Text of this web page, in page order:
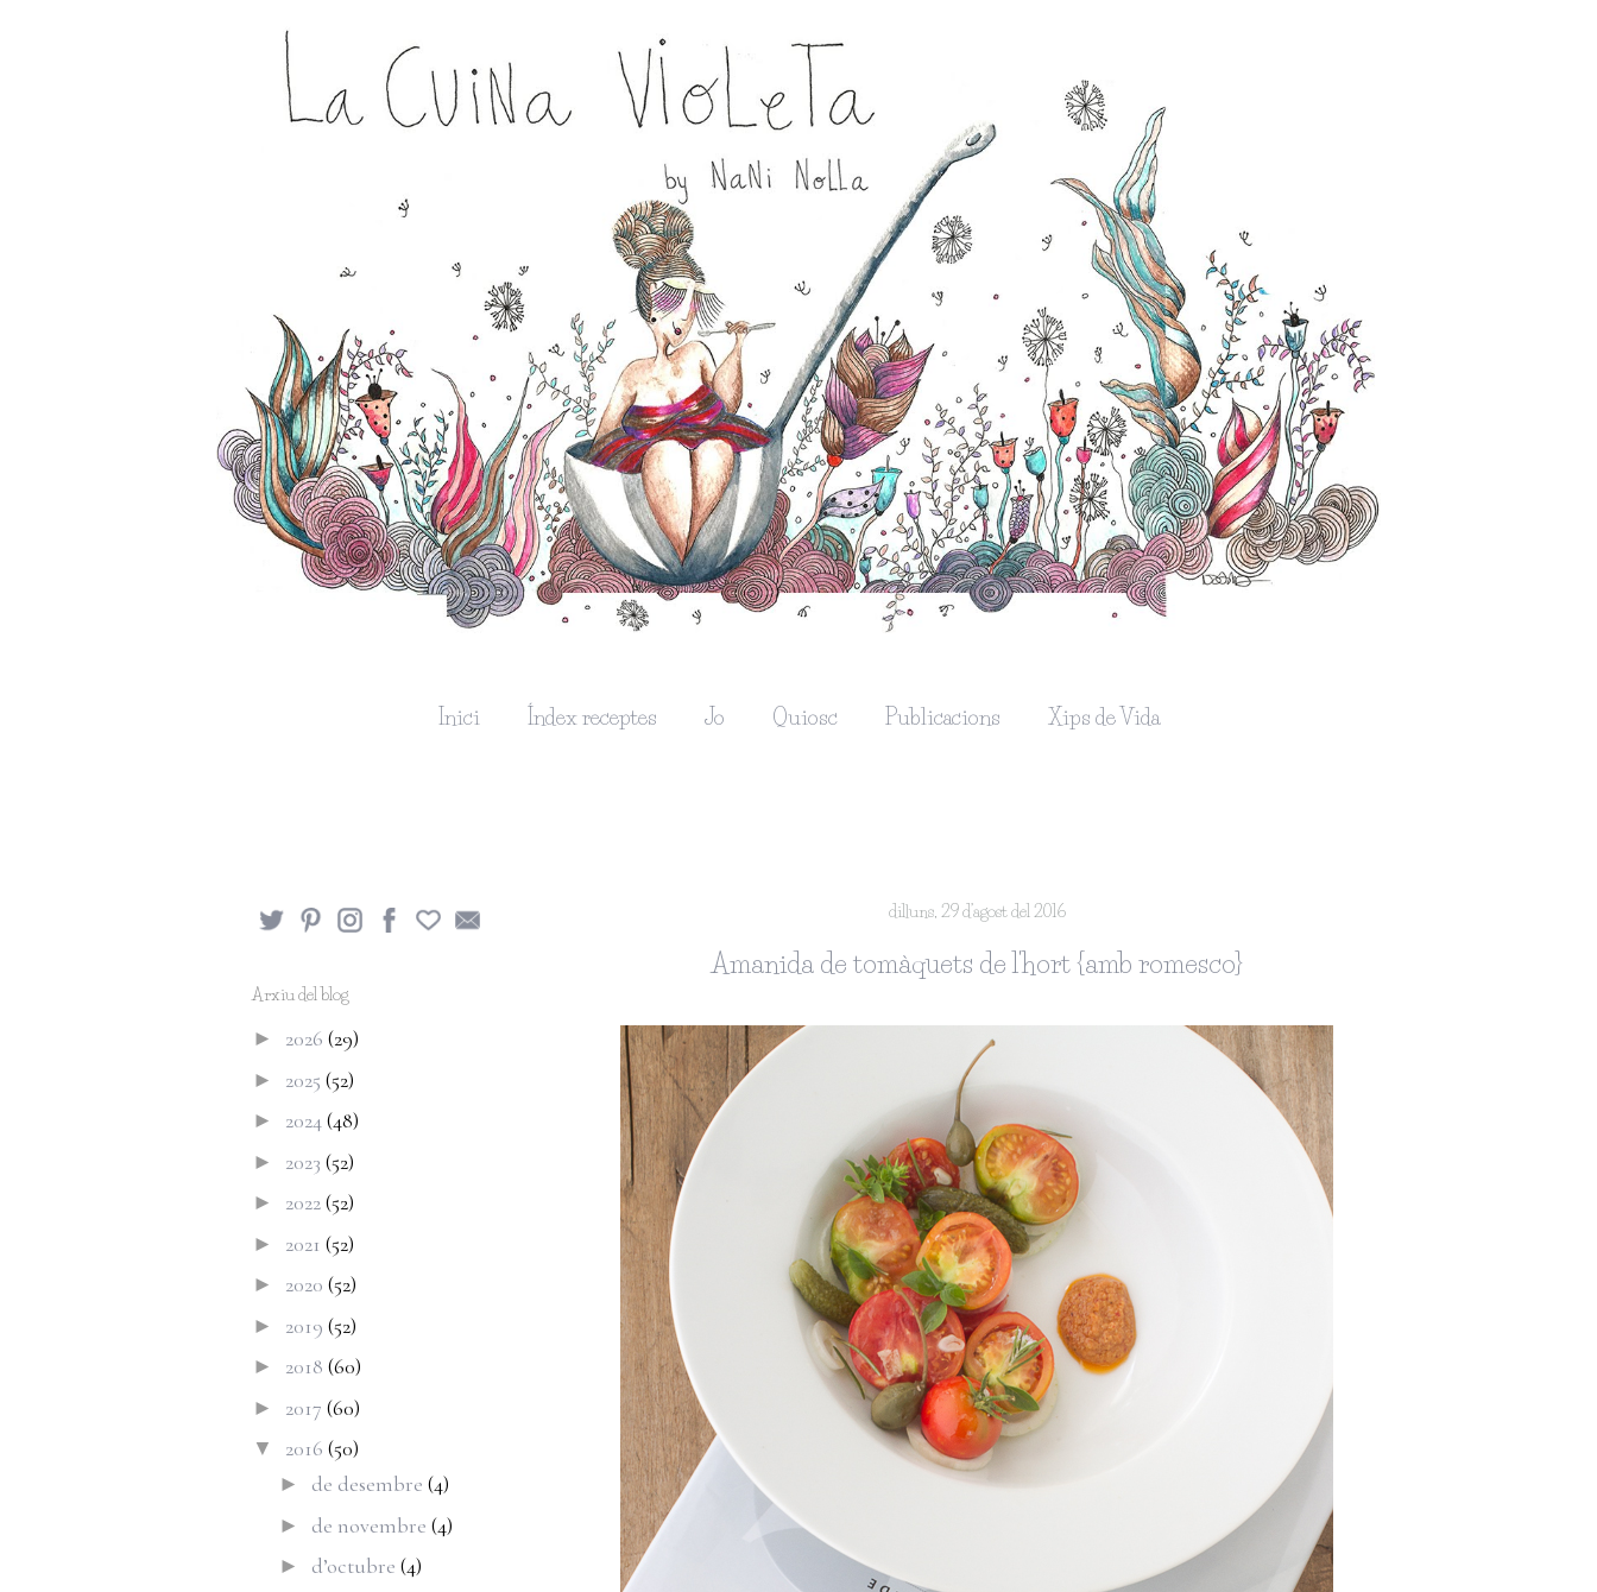
Inici Índex receptes Jo Quiosc Publicacions Xips de Vida
dilluns, 29 d’agost del 2016
Amanida de tomàquets de l'hort {amb romesco}
Arxiu del blog
► 2026 (29)
► 2025 (52)
► 2024(48)
► 2023 (52)
► 2022(52)
► 2021 (52)
► 2020 (52)
► 2019 (52)
► 2018 (60)
► 2017 (60)
▼ 2016 (50)
► de desembre (4)
► de novembre (4)
► d’octubre (4)